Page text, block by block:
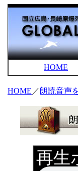
HOME
HOME ／朗読音声
再生